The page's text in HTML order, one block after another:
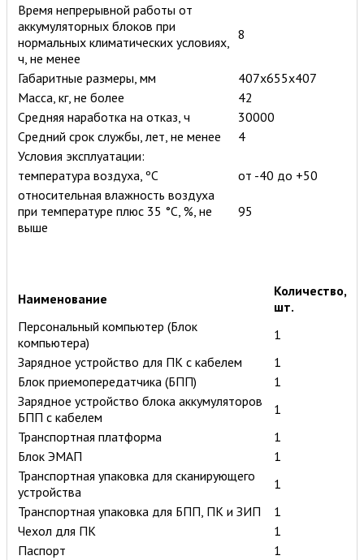
Время непрерывной работы от
аккумуляторных блоков при
нормальных климатических условиях,
ч, не менее
8
Габаритные размеры, мм
407х655х407
Масса, кг, не более
42
Средняя наработка на отказ, ч
30000
Средний срок службы, лет, не менее
4
Условия эксплуатации:
температура воздуха, ºC
от -40 до +50
относительная влажность воздуха
при температуре плюс 35 °С, %, не
выше
95
Наименование
Количество,
шт.
Персональный компьютер (Блок
компьютера)
1
Зарядное устройство для ПК с кабелем
1
Блок приемопередатчика (БПП)
1
Зарядное устройство блока аккумуляторов
БПП с кабелем
1
Транспортная платформа
1
Блок ЭМАП
1
Транспортная упаковка для сканирующего
устройства
1
Транспортная упаковка для БПП, ПК и ЗИП
1
Чехол для ПК
1
Паспорт
1